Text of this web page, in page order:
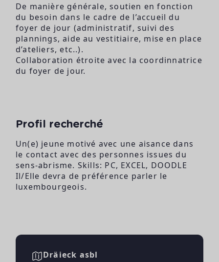
De manière générale, soutien en fonction
du besoin dans le cadre de l’accueil du
foyer de jour (administratif, suivi des
plannings, aide au vestitiaire, mise en place
d’ateliers, etc..).
Collaboration étroite avec la coordinnatrice
du foyer de jour.
Profil recherché
Un(e) jeune motivé avec une aisance dans
le contact avec des personnes issues du
sens-abrisme. Skills: PC, EXCEL, DOODLE
Il/Elle devra de préférence parler le
luxembourgeois.
Dräieck asbl